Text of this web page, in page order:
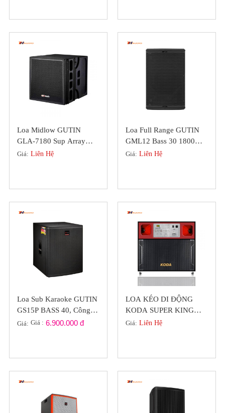
Loa Midlow GUTIN
GLA-7180 Sup Array
Chuyên Nghiệp Bass 50
Giá: Liên Hệ
Loa Full Range GUTIN
GML12 Bass 30 1800W,
Đồng Bộ Bass Trep
Giá: Liên Hệ
Loa Sub Karaoke GUTIN
GS15P BASS 40, Công
Suất 900W Chính Hãng
Giá: Giá : 6.900.000 đ
LOA KÉO DI ĐỘNG
KODA SUPER KING
8826 VIP (2 BASS 40
Giá: Liên Hệ